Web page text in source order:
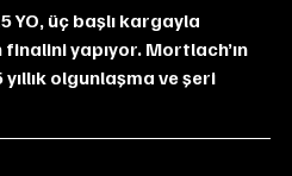
YO, üç başlı kargayla
yapıyor. Mortlach’ın
olgunlaşma ve şeri